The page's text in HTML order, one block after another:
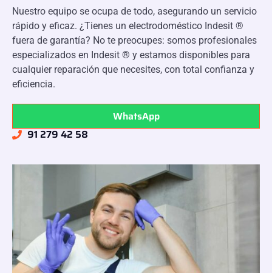
Nuestro equipo se ocupa de todo, asegurando un servicio
rápido y eficaz. ¿Tienes un electrodoméstico Indesit ®
fuera de garantía? No te preocupes: somos profesionales
especializados en Indesit ® y estamos disponibles para
cualquier reparación que necesites, con total confianza y
eficiencia.
WhatsApp
91 279 42 58